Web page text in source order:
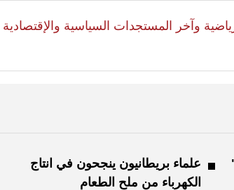
وآخر المستجدات السياسية والإقتصادية
علماء بريطانيون ينجحون في انتاج
الكهرباء من ملح الطعام